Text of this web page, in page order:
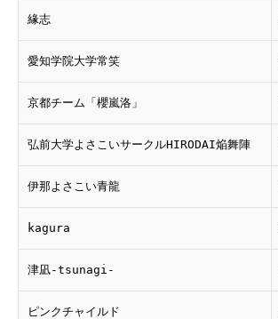
緣志
愛知学院大学常笑
京都チーム「櫻嵐洛」
弘前大学よさこいサークルHIRODAI焔舞陣
伊那よさこい青龍
kagura
津凪-tsunagi-
ピンクチャイルド